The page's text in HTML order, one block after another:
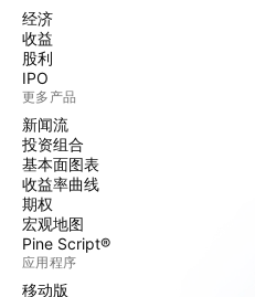
经济
收益
股利
IPO
更多产品
新闻流
投资组合
基本面图表
收益率曲线
期权
宏观地图
Pine Script®
应用程序
移动版